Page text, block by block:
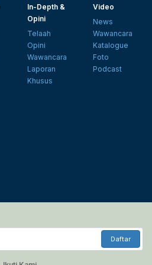
In-Depth &
Opini
Telaah
Opini
Wawancara
Laporan
Khusus
Video
News
Wawancara
Katalogue
Foto
Podcast
Daftar